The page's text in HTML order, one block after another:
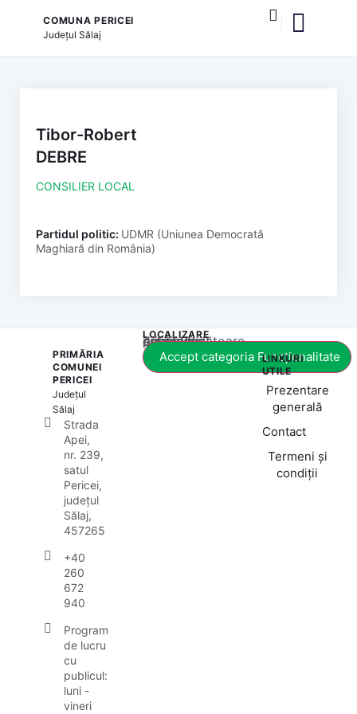
COMUNA PERICEI
JudețulSălaj
Tibor-Robert
DEBRE
CONSILIER LOCAL
Partidul politic: UDMR (Uniunea Democrată
Maghiară din România)
PRIMĂRIA
COMUNEI
PERICEI
Județul
Sălaj
Strada
Apei,
nr. 239,
satul
Pericei,
județul
Sălaj,
457265
+40
260
672
940
Program
de lucru
cu
publicul:
luni -
vineri
LOCALIZARE
Acest conținut este blocat până când acceptați categoria corespunzătoare de cookie-uri.
Accept categoria Funcționalitate
LINKURI
UTILE
Prezentare
generală
Contact
Termeni și
condiții